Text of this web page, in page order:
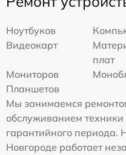
Ноутбуков
Видеокарт
плат
Мониторов
Планшетов
Мы занимаемся
обслуживанием техники
гарантийного
Новгороде работает